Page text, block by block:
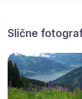
Slične